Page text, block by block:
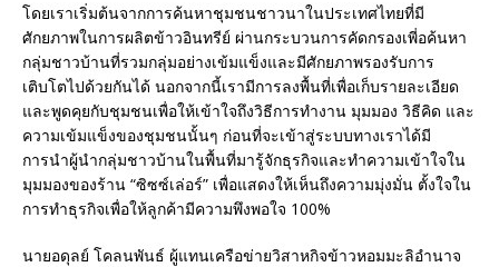
โดยเราเริ่มต้นจากการค้นหาชุมชนชาวนาในประเทศไทยที่มี
ศักยภาพในการผลิตข้าวอินทรีย์ ผ่านกระบวนการคัดกรองเพี่อค้นหา
กลุ่มชาวบ้านที่รวมกลุ่มอย่างเข้มแข็งและมีศักยภาพรองรับการ
เติบโตไปด้วยกันได้ นอกจากนี้เรามีการลงพื้นที่เพื่อเก็บรายละเอียด
และพูดคุยกับชุมชนเพื่อให้เข้าใจถึงวิธีการทำงาน มุมมอง วิธีคิด และ
ความเข้มแข็งของชุมชนนั้นๆ ก่อนที่จะเข้าสู่ระบบทางเราได้มี
การนำผู้นำกลุ่มชาวบ้านในพื้นที่มารู้จักธุรกิจและทำความเข้าใจใน
มุมมองของร้าน “ซิซซ์เล่อร์” เพื่อแสดงให้เห็นถึงความมุ่งมั่น ตั้งใจใน
การทำธุรกิจเพื่อให้ลูกค้ามีความพึงพอใจ 100%
นายอดุลย์ โคลนพันธ์ ผู้แทนเครือข่ายวิสาหกิจข้าวหอมมะลิอำนาจ